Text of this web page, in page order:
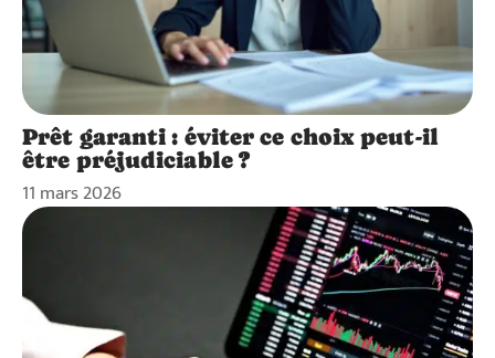
Prêt garanti : éviter ce choix peut-il
être préjudiciable ?
11 mars 2026